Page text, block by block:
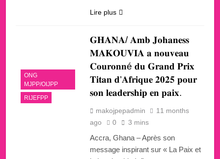
Lire plus
ONG
MJPP/OIJPP
RIJEFPP
𝐆𝐇𝐀𝐍𝐀/ 𝐀𝐦𝐛 𝐉𝐨𝐡𝐚𝐧𝐞𝐬𝐬
𝐌𝐀𝐊𝐎𝐔𝐕𝐈𝐀 𝐚 𝐧𝐨𝐮𝐯𝐞𝐚𝐮
𝐂𝐨𝐮𝐫𝐨𝐧𝐧é 𝐝𝐮 𝐆𝐫𝐚𝐧𝐝 𝐏𝐫𝐢𝐱
𝐓𝐢𝐭𝐚𝐧 𝐝’𝐀𝐟𝐫𝐢𝐪𝐮𝐞 𝟐𝟎𝟐𝟓 𝐩𝐨𝐮𝐫
𝐬𝐨𝐧 𝐥𝐞𝐚𝐝𝐞𝐫𝐬𝐡𝐢𝐩 𝐞𝐧 𝐩𝐚𝐢𝐱.
makojpepadmin
11 months
ago
0 3 mins
Accra, Ghana – Après son
message inspirant sur « La Paix et